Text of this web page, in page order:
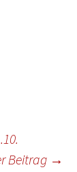
Beitrag →